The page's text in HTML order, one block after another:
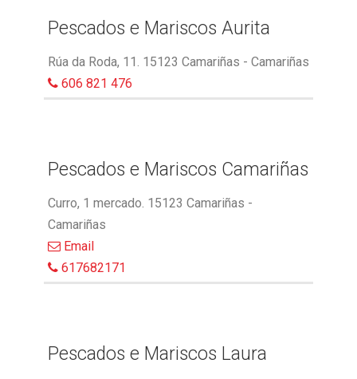
Pescados e Mariscos Aurita
Rúa da Roda, 11. 15123 Camariñas - Camariñas
606 821 476
Pescados e Mariscos Camariñas
Curro, 1 mercado. 15123 Camariñas -
Camariñas
Email
617682171
Pescados e Mariscos Laura